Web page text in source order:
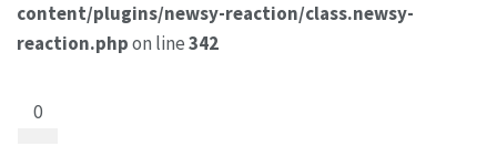
content/plugins/newsy-reaction/class.newsy-
reaction.phpon line342
0